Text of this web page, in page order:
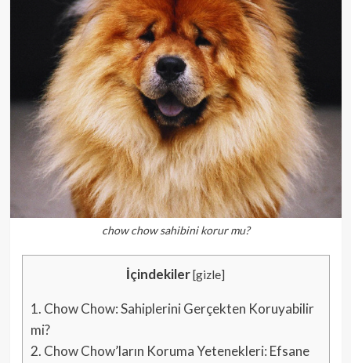
chow chow sahibini korur mu?
İçindekiler[gizle]
1. Chow Chow: Sahiplerini Gerçekten Koruyabilir
mi?
2. Chow Chow’ların Koruma Yetenekleri: Efsane